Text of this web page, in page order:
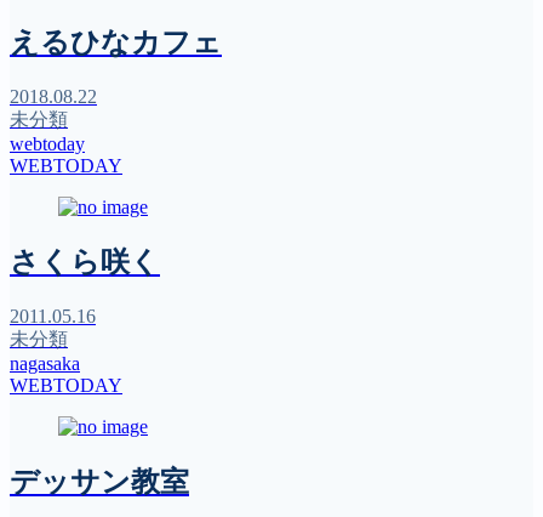
えるひなカフェ
2018.08.22
未分類
webtoday
WEBTODAY
さくら咲く
2011.05.16
未分類
nagasaka
WEBTODAY
デッサン教室